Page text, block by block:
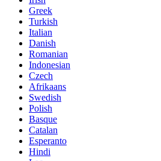
Greek
Turkish
Italian
Danish
Romanian
Indonesian
Czech
Afrikaans
Swedish
Polish
Basque
Catalan
Esperanto
Hindi